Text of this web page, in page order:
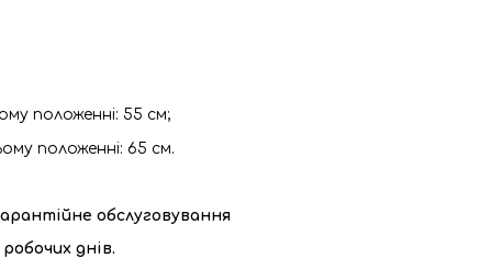
положенні: 55 см;
положенні: 65 см.
обслуговування
днів.